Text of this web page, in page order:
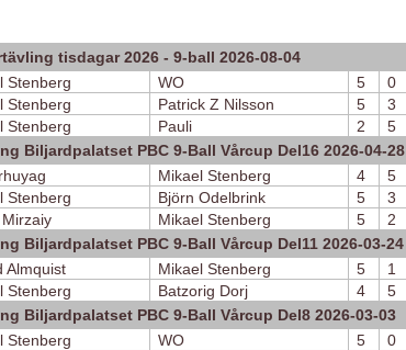
tisdagar 2026 - 9-ball 2026-08-04
Stenberg WO 5
0
Stenberg Patrick Z Nilsson 5
3
Stenberg Pauli 2
5
Biljardpalatset PBC 9-Ball Vårcup Del16 2026-04-28
Mikael Stenberg 4
5
Stenberg Björn Odelbrink 5
3
Mikael Stenberg 5
2
Biljardpalatset PBC 9-Ball Vårcup Del11 2026-03-24
Almquist Mikael Stenberg 5
1
Stenberg Batzorig Dorj 4
5
Biljardpalatset PBC 9-Ball Vårcup Del8 2026-03-03
Stenberg WO 5
0